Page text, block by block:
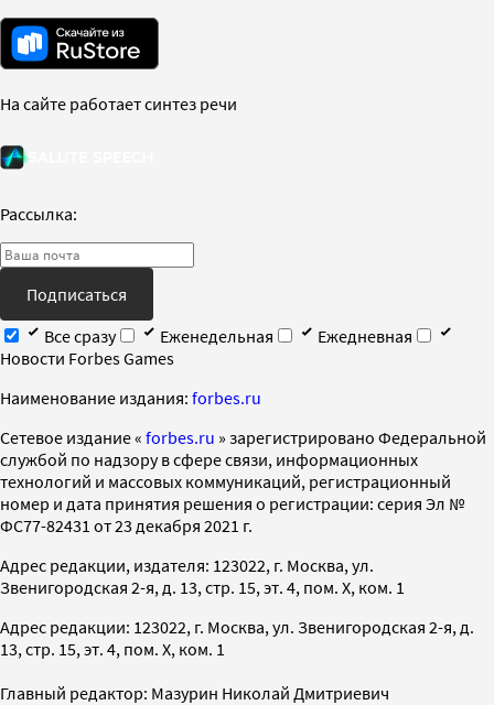
На сайте работает синтез речи
Рассылка:
Подписаться
Все сразу
Еженедельная
Ежедневная
Новости Forbes Games
Наименование издания: forbes.ru
Cетевое издание « forbes.ru » зарегистрировано Федеральной
службой по надзору в сфере связи, информационных
технологий и массовых коммуникаций, регистрационный
номер и дата принятия решения о регистрации: серия Эл №
ФС77-82431 от 23 декабря 2021 г.
Адрес редакции, издателя: 123022, г. Москва, ул.
Звенигородская 2-я, д. 13, стр. 15, эт. 4, пом. X, ком. 1
Адрес редакции: 123022, г. Москва, ул. Звенигородская 2-я, д.
13, стр. 15, эт. 4, пом. X, ком. 1
Главный редактор: Мазурин Николай Дмитриевич